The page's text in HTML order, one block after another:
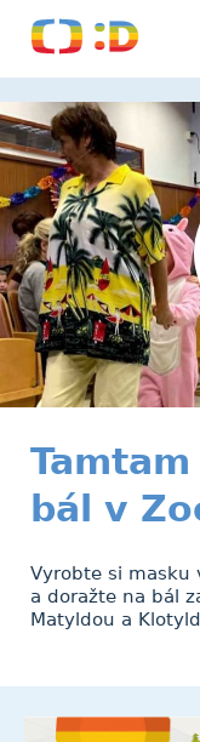
bál v
Vyrobte si masku
a doražte na bál
Matyldou a